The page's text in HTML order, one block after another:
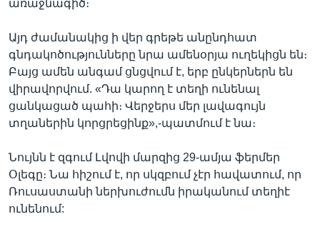
առաջնագիծ։
Այդ ժամանակից ի վեր գրեթե անընդհատ
գնդակոծությունները նրա ամենօրյա ուղեկիցն են։
Բայց ամեն անգամ ցնցվում է, երբ ընկերներն են
վիրավորվում. «Դա կարող է տեղի ունենալ
ցանկացած պահի։ Վերջերս մեր լավագույն
տղաներին կորցրեցինք»,-պատմում է նա։
Նույնն է զգում Լվովի մարզից 29-ամյա ֆերմեր
Օլեգը։ Նա հիշում է, որ սկզբում չէր հավատում, որ
Ռուսաստանի ներխուժումն իրականում տեղիէ
ունենում: